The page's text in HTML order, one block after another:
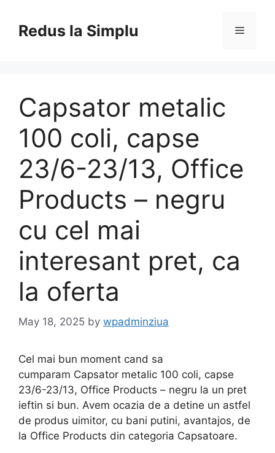
contentRedus la Simplu Menu
Capsator metalic
100 coli, capse
23/6-23/13, Office
Products – negru
cu cel mai
interesant pret, ca
la oferta
May 18, 2025 by wpadminziua
Cel mai bun moment cand sa
cumparam Capsator metalic 100 coli, capse
23/6-23/13, Office Products – negru la un pret
ieftin si bun. Avem ocazia de a detine un astfel
de produs uimitor, cu bani putini, avantajos, de
la Office Products din categoria Capsatoare.